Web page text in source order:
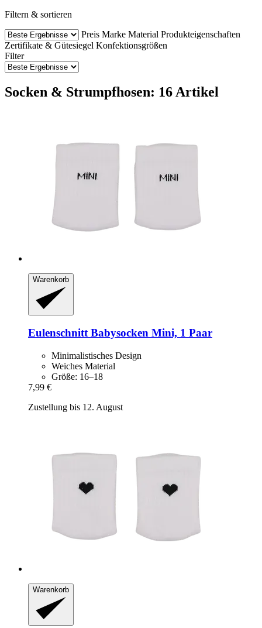
Filtern & sortieren
Preis Marke Material Produkteigenschaften
Zertifikate & Gütesiegel Konfektionsgrößen
Filter
Socken & Strumpfhosen: 16 Artikel
Warenkorb
Eulenschnitt Babysocken Mini, 1 Paar
Minimalistisches Design
Weiches Material
Größe: 16–18
7,99 €
Zustellung bis 12. August
Warenkorb